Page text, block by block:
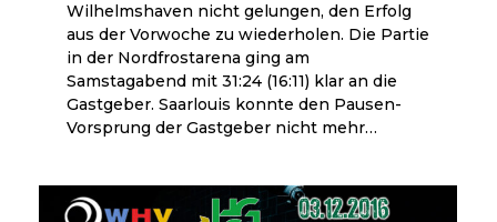
Wilhelmshaven nicht gelungen, den Erfolg
aus der Vorwoche zu wiederholen. Die Partie
in der Nordfrostarena ging am
Samstagabend mit 31:24 (16:11) klar an die
Gastgeber. Saarlouis konnte den Pausen-
Vorsprung der Gastgeber nicht mehr…